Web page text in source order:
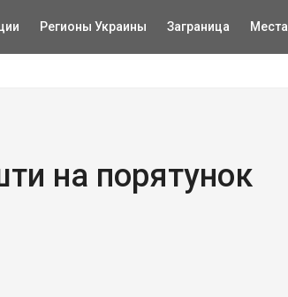
Регионы Украины Заграница Места
на порятунок